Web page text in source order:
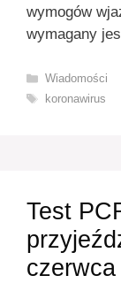
wymogów
wymagany
Kategorie
Wiadomości
Tagi
koronawirus
Test
czerwca